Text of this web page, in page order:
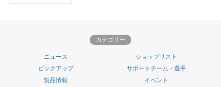
カテゴリー
ニュース
ショップリスト
ピックアップ
サポートチーム・選手
製品情報
イベント